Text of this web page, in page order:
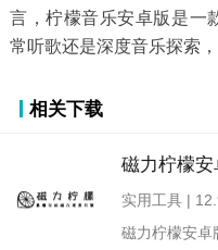
言，柠檬音乐安卓版是一
常听歌还是深度音乐探索
相关下载
磁力柠檬安
实用工具 |